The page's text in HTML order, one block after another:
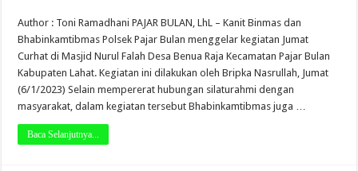
Author : Toni Ramadhani PAJAR BULAN, LhL – Kanit Binmas dan
Bhabinkamtibmas Polsek Pajar Bulan menggelar kegiatan Jumat
Curhat di Masjid Nurul Falah Desa Benua Raja Kecamatan Pajar Bulan
Kabupaten Lahat. Kegiatan ini dilakukan oleh Bripka Nasrullah, Jumat
(6/1/2023) Selain mempererat hubungan silaturahmi dengan
masyarakat, dalam kegiatan tersebut Bhabinkamtibmas juga …
Baca Selanjutnya...